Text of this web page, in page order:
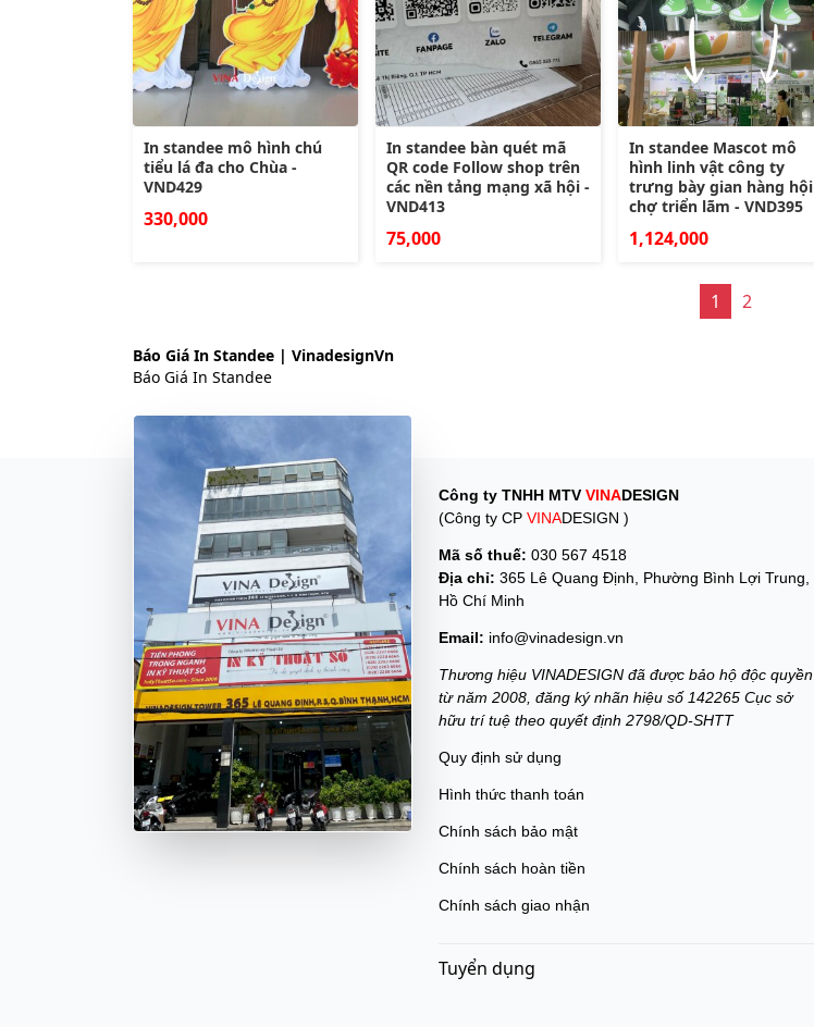
In standee mô hình chú
tiểu lá đa cho Chùa -
VND429
330,000
In standee bàn quét mã
QR code Follow shop trên
các nền tảng mạng xã hội -
VND413
75,000
In standee Mascot mô
hình linh vật công ty
trưng bày gian hàng hội
chợ triển lãm - VND395
1,124,000
1 2
Báo Giá In Standee | VinadesignVn
Báo Giá In Standee
Công ty TNHH MTV VINADESIGN
(Công ty CP VINADESIGN )
Mã số thuế: 030 567 4518
Địa chỉ: 365 Lê Quang Định, Phường Bình Lợi Trung,
Hồ Chí Minh
Email: info@vinadesign.vn
Thương hiệu VINADESIGN đã được bảo hộ độc quyền
từ năm 2008, đăng ký nhãn hiệu số 142265 Cục sở
hữu trí tuệ theo quyết định 2798/QD-SHTT
Quy định sử dụng
Hình thức thanh toán
Chính sách bảo mật
Chính sách hoàn tiền
Chính sách giao nhận
Tuyển dụng